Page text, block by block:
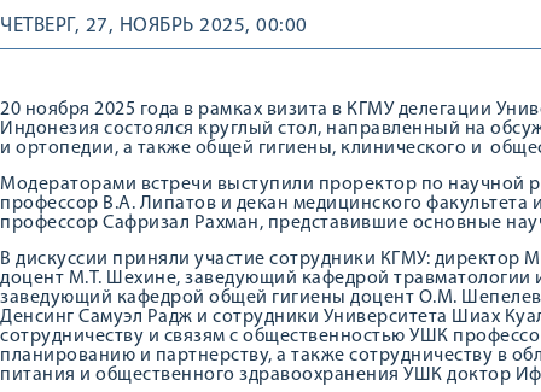
ЧЕТВЕРГ, 27, НОЯБРЬ 2025, 00:00
20 ноября 2025 года в рамках визита в КГМУ делегации
Индонезия состоялся круглый стол, направленный на
и ортопедии, а также общей гигиены, клинического и
Модераторами встречи выступили проректор по научной
профессор В.А. Липатов и декан медицинского факультета
профессор Сафризал Рахман, представившие основные
В дискуссии приняли участие сотрудники КГМУ: директор
доцент М.Т. Шехине, заведующий кафедрой
заведующий кафедрой общей гигиены доцент О.М.
Денсинг Самуэл Радж и сотрудники Университета Шиах
сотрудничеству и связям с общественностью УШК
планированию и партнерству, а также сотрудничеству в
питания и общественного здравоохранения УШК доктор